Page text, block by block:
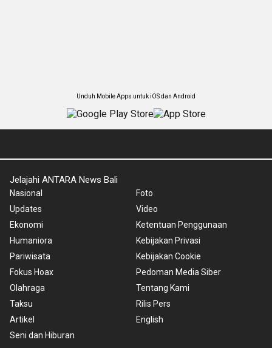
Unduh Mobile Apps untuk iOS dan Android
Jelajahi ANTARA News Bali
Nasional
Updates
Ekonomi
Humaniora
Pariwisata
Fokus Hoax
Olahraga
Taksu
Artikel
Seni dan Hiburan
Foto
Video
Ketentuan Penggunaan
Kebijakan Privasi
Kebijakan Cookie
Pedoman Media Siber
Tentang Kami
Rilis Pers
English